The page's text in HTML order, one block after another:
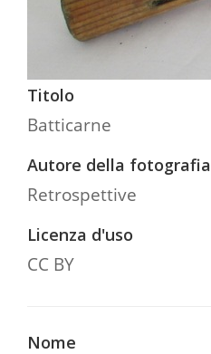
Titolo
Batticarne
Autore della fotografia
Retrospettive
Licenza d'uso
CC BY
Nome